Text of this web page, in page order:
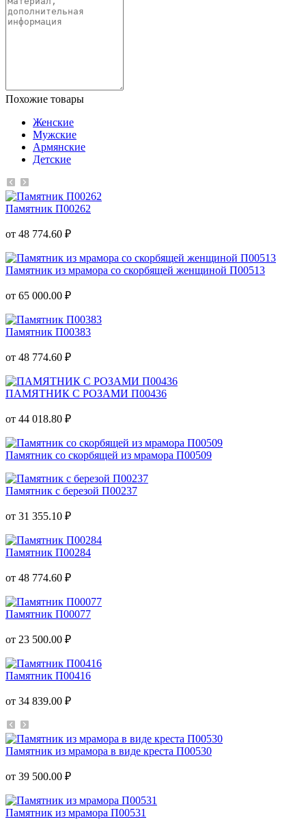
Похожие товары
Женские
Мужские
Армянские
Детские
Памятник П00262
от 48 774.60 ₽
Памятник из мрамора со скорбящей женщиной П00513
от 65 000.00 ₽
Памятник П00383
от 48 774.60 ₽
ПАМЯТНИК С РОЗАМИ П00436
от 44 018.80 ₽
Памятник со скорбящей из мрамора П00509
Памятник с березой П00237
от 31 355.10 ₽
Памятник П00284
от 48 774.60 ₽
Памятник П00077
от 23 500.00 ₽
Памятник П00416
от 34 839.00 ₽
Памятник из мрамора в виде креста П00530
от 39 500.00 ₽
Памятник из мрамора П00531